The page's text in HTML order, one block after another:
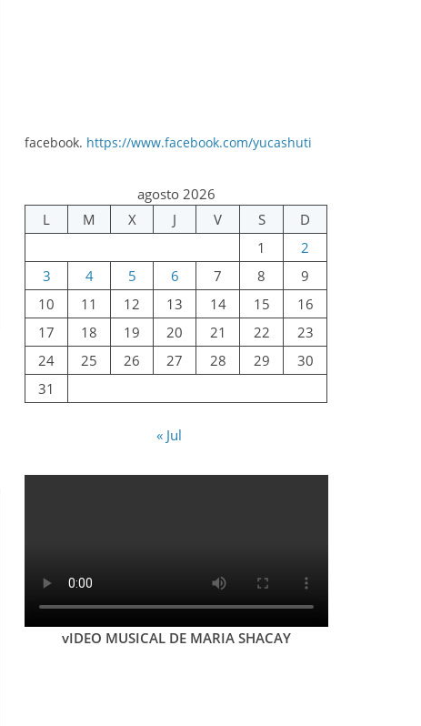
facebook. https://www.facebook.com/yucashuti
agosto 2026
L
M X J V S
D
1
2
3
4 5 6 7 8
9
10
11 12 13 14 15
16
17
18 19 20 21 22
23
24
25 26 27 28 29
30
31
« Jul
vIDEO MUSICAL DE MARIA SHACAY